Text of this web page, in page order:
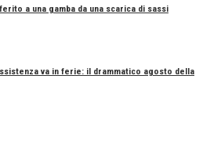
a una gamba da una scarica di sassi
va in ferie: il drammatico agosto della